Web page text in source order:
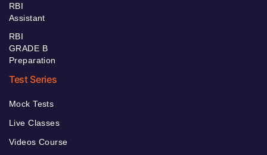
RBI
Assistant
RBI
GRADE B
Preparation
Test Series
Mock Tests
Live Classes
Videos Course